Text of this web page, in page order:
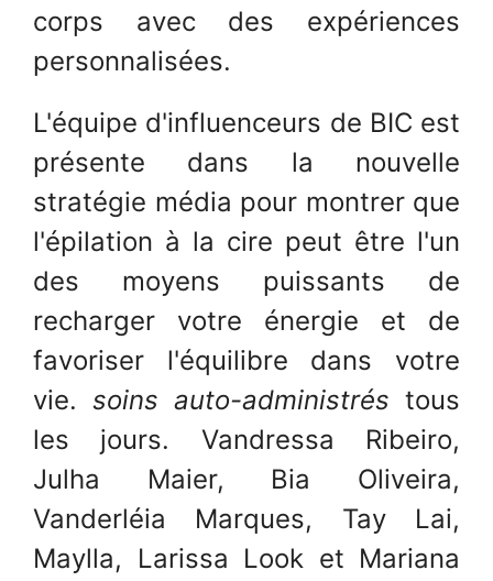
corps avec des expériences
personnalisées.
L'équipe d'influenceurs de BIC est
présente dans la nouvelle
stratégie média pour montrer que
l'épilation à la cire peut être l'un
des moyens puissants de
recharger votre énergie et de
favoriser l'équilibre dans votre
vie. soins auto-administrés tous
les jours. Vandressa Ribeiro,
Julha Maier, Bia Oliveira,
Vanderléia Marques, Tay Lai,
Maylla, Larissa Look et Mariana